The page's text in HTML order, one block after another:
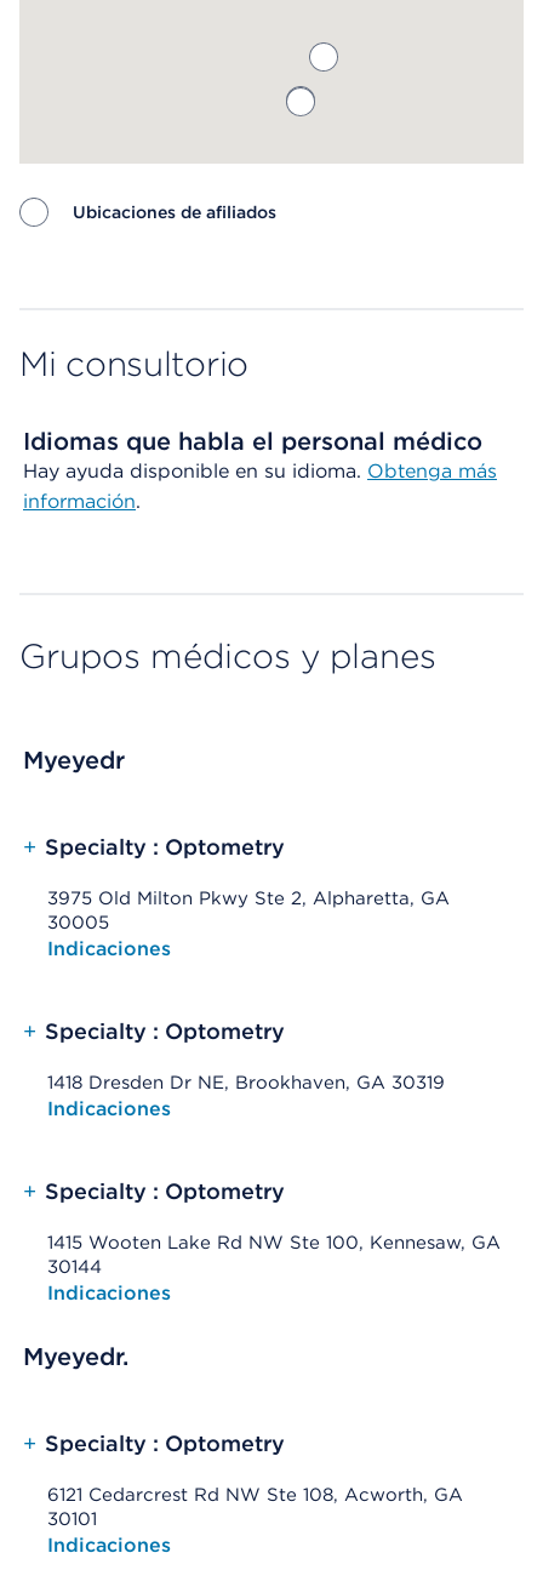
Ubicaciones de afiliados
Mi consultorio
Idiomas que habla el personal médico
Hay ayuda disponible en su idioma. Obtenga más
información.
Grupos médicos y planes
Myeyedr
+ Specialty : Optometry
3975 Old Milton Pkwy Ste 2, Alpharetta, GA
30005
Opens native map application on mobile devices
Indicaciones
+ Specialty : Optometry
1418 Dresden Dr NE, Brookhaven, GA 30319
Opens native map application on mobile devices
Indicaciones
+ Specialty : Optometry
1415 Wooten Lake Rd NW Ste 100, Kennesaw, GA
30144
Opens native map application on mobile devices
Indicaciones
Myeyedr.
+ Specialty : Optometry
6121 Cedarcrest Rd NW Ste 108, Acworth, GA
30101
Opens native map application on mobile devices
Indicaciones